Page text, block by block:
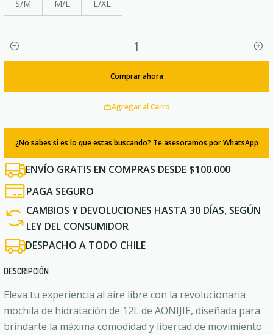
S/M
M/L L/XL
Cantidad
Agregar al Carro
Comprar ahora
¿No sabes si es lo que estas buscando? Te asesoramos por WhatsApp
ENVÍO GRATIS EN COMPRAS DESDE $100.000
PAGA SEGURO
CAMBIOS Y DEVOLUCIONES HASTA 30 DÍAS, SEGÚN
LEY DEL CONSUMIDOR
DESPACHO A TODO CHILE
DESCRIPCIÓN
Eleva tu experiencia al aire libre con la revolucionaria
mochila de hidratación de 12L de AONIJIE, diseñada para
brindarte la máxima comodidad y libertad de movimiento